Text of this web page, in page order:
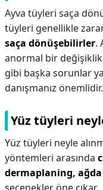
Ayva tüyleri saça
tüyleri genellikle
saça dönüşebilirler.
anormal bir
gibi başka sorunlar
danışmanız önemlidir.
Yüz tüyleri
Yüz tüyleri neyle
yöntemleri arasında
dermaplaning,